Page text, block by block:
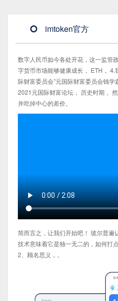
imtoken官方
数字人民币如今各处开花，这一监管
字货币市场能够健康成长， ETH， 4.
际财富委员会”元国际财富委员会钱学
2021元国际财富论坛， 历史时期，
并吃掉中心的差价。
简而言之，让我们开始吧！ 玻尔普遍
技术意味着它是独一无二的，如何打
2、顾名思义，。